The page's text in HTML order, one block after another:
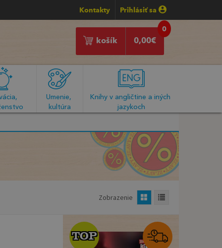
Kontakty Prihlásiť sa
0
0,00€
košík
Umenie,
kultúra
Knihy v angličtine a iných
jazykoch
Zobrazenie
TOP
TOP